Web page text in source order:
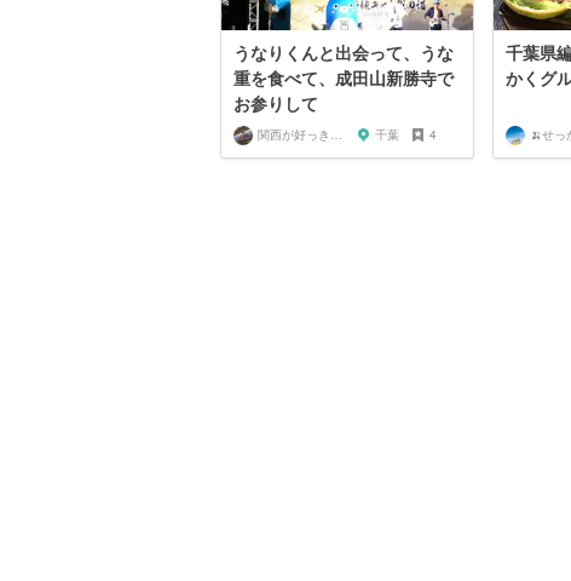
うなりくんと出会って、うな
重を食べて、成田山新勝寺で
お参りして
関西が好っきゃねん 千葉 4
千葉県
かくグ